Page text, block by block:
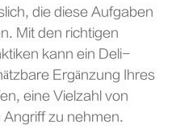
die diese Aufgaben
Mit den richtigen
kann ein Deli-
Ergänzung Ihres
eine Vielzahl von
Angriff zu nehmen.